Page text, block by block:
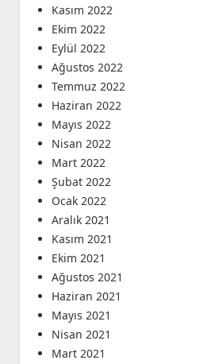
Kasım 2022
Ekim 2022
Eylül 2022
Ağustos 2022
Temmuz 2022
Haziran 2022
Mayıs 2022
Nisan 2022
Mart 2022
Şubat 2022
Ocak 2022
Aralık 2021
Kasım 2021
Ekim 2021
Ağustos 2021
Haziran 2021
Mayıs 2021
Nisan 2021
Mart 2021